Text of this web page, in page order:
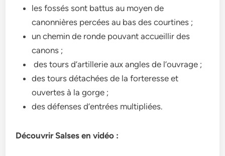
les fossés sont battus au moyen de
canonnières percées au bas des courtines ;
un chemin de ronde pouvant accueillir des
canons ;
des tours d’artillerie aux angles de l’ouvrage ;
des tours détachées de la forteresse et
ouvertes à la gorge ;
des défenses d’entrées multipliées.
Découvrir Salses en vidéo :